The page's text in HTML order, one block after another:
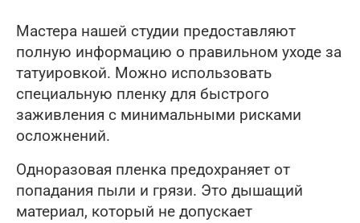
Мастера нашей студии предоставляют
полную информацию о правильном уходе за
татуировкой. Можно использовать
специальную пленку для быстрого
заживления с минимальными рисками
осложнений.
Одноразовая пленка предохраняет от
попадания пыли и грязи. Это дышащий
материал, который не допускает